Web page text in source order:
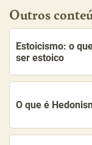
Outros
Estoicismo: o
ser estoico
O que é